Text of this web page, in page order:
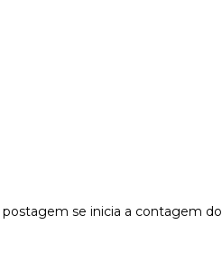
se inicia a contagem do